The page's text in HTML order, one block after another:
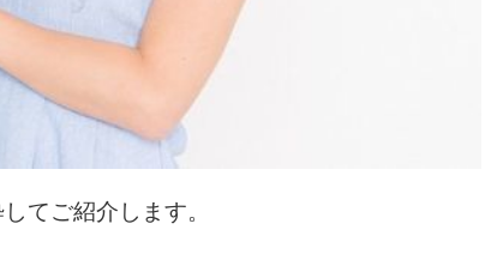
てご紹介します。